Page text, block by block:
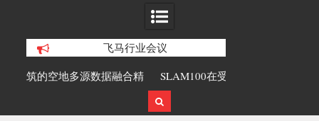
飞马行业会议
SLAM100在受限空域地形测绘的研究与